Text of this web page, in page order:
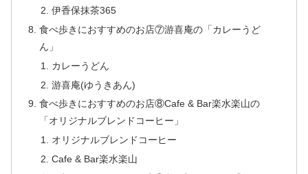
伊香保抹茶365
食べ歩きにおすすめのお店⑦游喜庵の「カレーうど
ん」
カレーうどん
游喜庵(ゆうきあん)
食べ歩きにおすすめのお店⑧Cafe & Bar楽水楽山の
「オリジナルブレンドコーヒー」
オリジナルブレンドコーヒー
Cafe & Bar楽水楽山